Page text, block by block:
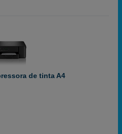
de tinta A4